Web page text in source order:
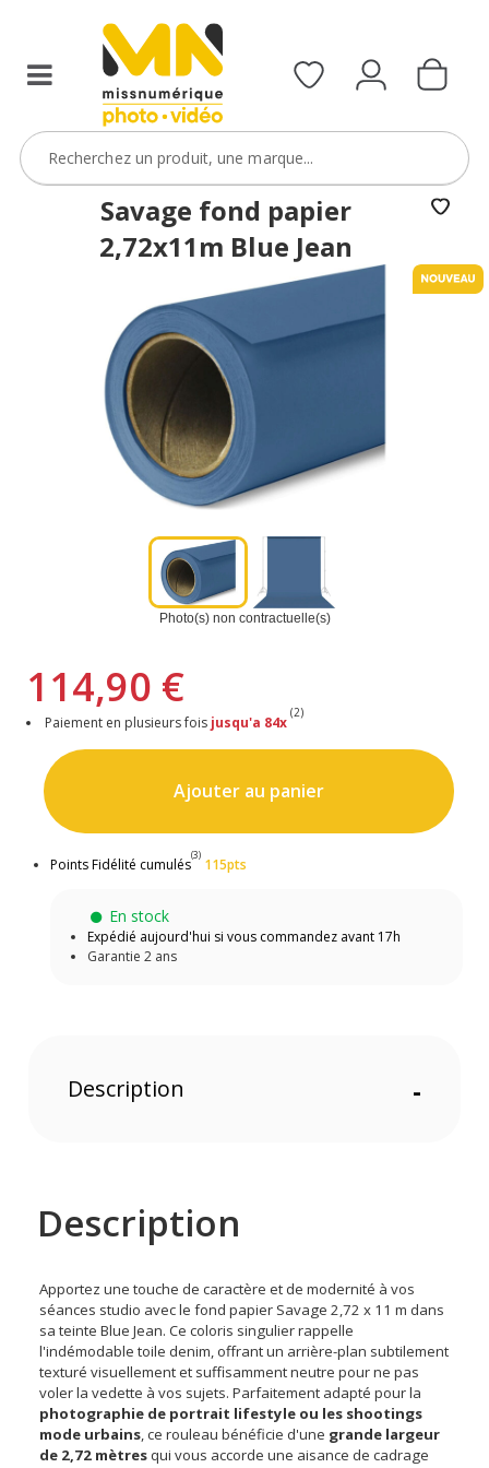
Savage fond papier
2,72x11m Blue Jean
Photo(s) non contractuelle(s)
114,90 €
Paiement en plusieurs fois jusqu'a 84x
(2)
Ajouter au panier
Points Fidélité cumulés
(3)
115pts
En stock
Expédié aujourd'hui si vous commandez avant 17h
Garantie 2 ans
Description -
Description
Apportez une touche de caractère et de modernité à vos
séances studio avec le fond papier Savage 2,72 x 11 m dans
sa teinte Blue Jean. Ce coloris singulier rappelle
l'indémodable toile denim, offrant un arrière-plan subtilement
texturé visuellement et suffisamment neutre pour ne pas
voler la vedette à vos sujets. Parfaitement adapté pour la
photographie de portrait lifestyle ou les shootings
mode urbains, ce rouleau bénéficie d'une grande largeur
de 2,72 mètresqui vous accorde une aisance de cadrage